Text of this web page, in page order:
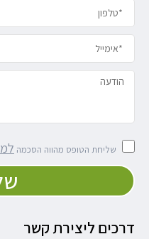
שליחת הטופס מהווה הסכמה
דרכים ליצירת קשר